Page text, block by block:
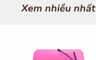
s
Xem nhiều nhất